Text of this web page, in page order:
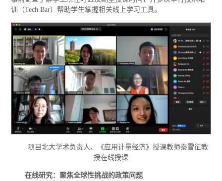
训（Tech Bar）帮助学生掌握相关线上学习工具。
项目北大学术负责人、《应用计量经济》授课教师秦雪征教
授在线授课
在线研究：聚焦全球性挑战的政策问题